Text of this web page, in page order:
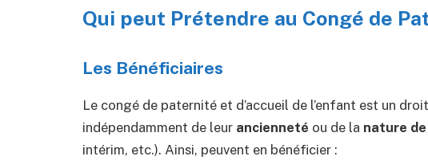
Qui peut Prétendre au Congé de
Les Bénéficiaires
Le congé de paternité et d’accueil de l’enfant est un
indépendamment de leur ancienneté ou de la nature
intérim, etc.). Ainsi, peuvent en bénéficier :